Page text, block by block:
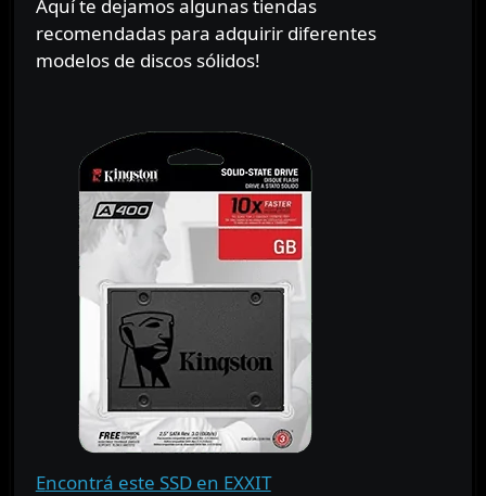
Aquí te dejamos algunas tiendas
recomendadas para adquirir diferentes
modelos de discos sólidos!
Encontrá este SSD en EXXIT